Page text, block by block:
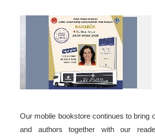
Our mobile bookstore continues to bring
and authors together with our